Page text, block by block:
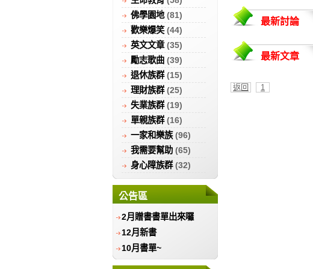
佛學園地(81)
歡樂爆笑(44)
英文文章(35)
勵志歌曲 (39)
退休族群(15)
理財族群(25)
失業族群(19)
單親族群(16)
一家和樂族(96)
我需要幫助 (65)
身心障族群(32)
公告區
2月贈書書單出來囉
12月新書
10月書單~
最新討論
最新文章
返回 1